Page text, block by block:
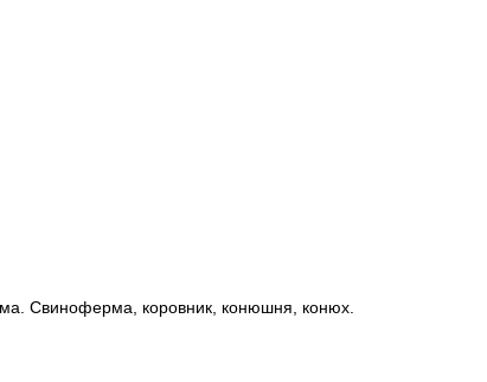
Свиноферма, коровник, конюшня, конюх.